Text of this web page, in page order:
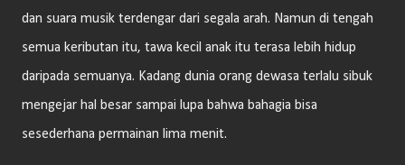
dan suara musik terdengar dari segala arah. Namun di tengah
semua keributan itu, tawa kecil anak itu terasa lebih hidup
daripada semuanya. Kadang dunia orang dewasa terlalu sibuk
mengejar hal besar sampai lupa bahwa bahagia bisa
sesederhana permainan lima menit.